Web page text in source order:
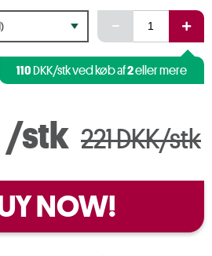
110DKK/stk ved køb af2eller mere
/stk 221 DKK/stk
NOW!